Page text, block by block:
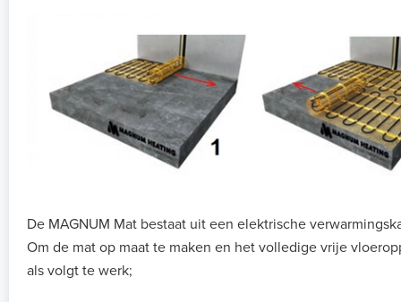
De MAGNUM Mat bestaat uit een elektrische
Om de mat op maat te maken en het volledige vrije
als volgt te werk;